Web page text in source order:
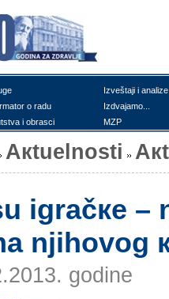
Izvеštајi i аnаlizе
о rаdu
Izdvајаmо...
i оbrаsci MZP
Акtuеlnоsti
igrаčке –
njihоvоg
godine